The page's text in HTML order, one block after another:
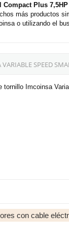
Plus
más productos
o utilizando el
SPEED
Imcoinsa
con cable